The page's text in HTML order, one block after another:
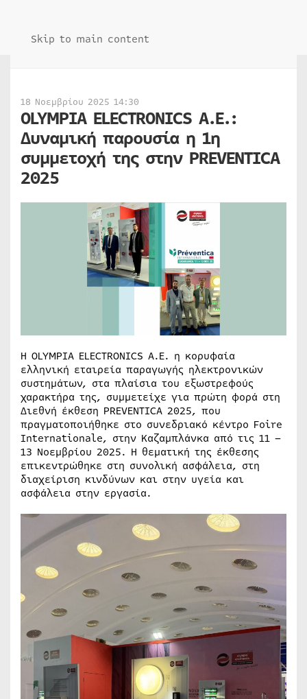
Skip to main content
18 Νοεμβρίου 2025 14:30
OLYMPIA ELECTRONICS A.E.:
Δυναμική παρουσία η 1η
συμμετοχή της στην PREVENTICA
2025
H ΟLYMPIA ELECTRONICS A.E. η κορυφαία
ελληνική εταιρεία παραγωγής ηλεκτρονικών
συστημάτων, στα πλαίσια του εξωστρεφούς
χαρακτήρα της, συμμετείχε για πρώτη φορά στη
Διεθνή έκθεση PREVENTICA 2025, που
πραγματοποιήθηκε στο συνεδριακό κέντρο Foire
Internationale, στην Kαζαμπλάνκα από τις 11 –
13 Νοεμβρίου 2025. Η θεματική της έκθεσης
επικεντρώθηκε στη συνολική ασφάλεια, στη
διαχείριση κινδύνων και στην υγεία και
ασφάλεια στην εργασία.